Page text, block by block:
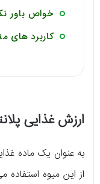
خواص باور
کاربرد های
ارزش غذایی
به عنوان یک ماده
از این میوه استفاده